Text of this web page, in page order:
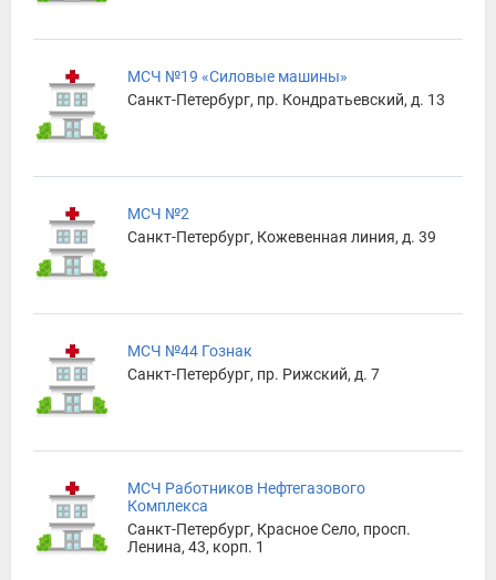
МСЧ №19 «Силовые машины»
Санкт-Петербург, пр. Кондратьевский, д. 13
МСЧ №2
Санкт-Петербург, Кожевенная линия, д. 39
МСЧ №44 Гознак
Санкт-Петербург, пр. Рижский, д. 7
МСЧ Работников Нефтегазового
Комплекса
Санкт-Петербург, Красное Село, просп.
Ленина, 43, корп. 1